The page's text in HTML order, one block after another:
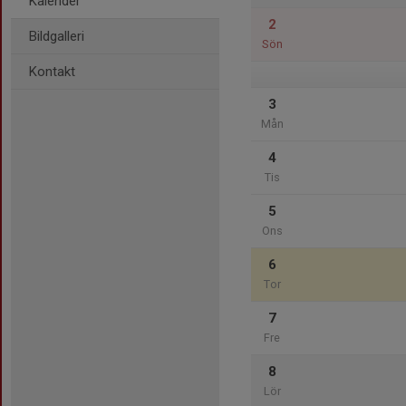
Bildgalleri
Kontakt
2
Sön
3
Mån
4
Tis
5
Ons
6
Tor
7
Fre
8
Lör